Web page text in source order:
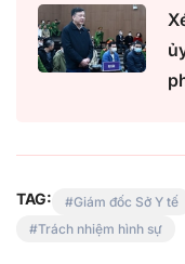
TAG: Giám đốc Sở Y tế
Trách nhiệm hình sự